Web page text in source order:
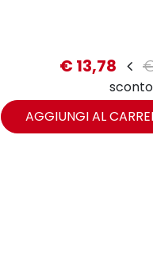
€ 13,78
sconto
AGGIUNGI AL